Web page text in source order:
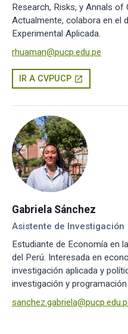
Research, Risks, y Annals of
Actualmente, colabora en el
Experimental Aplicada.
rhuaman@pucp.edu.pe
IR A CVPUCP open_in_new
Gabriela Sánchez
Asistente de Investigación
Estudiante de Economía en
del Perú. Interesada en
investigación aplicada y
investigación y